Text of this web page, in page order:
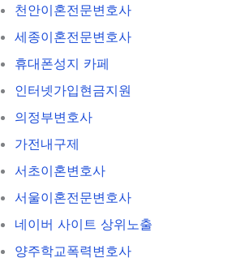
천안이혼전문변호사
세종이혼전문변호사
휴대폰성지 카페
인터넷가입현금지원
의정부변호사
가전내구제
서초이혼변호사
서울이혼전문변호사
네이버 사이트 상위노출
양주학교폭력변호사